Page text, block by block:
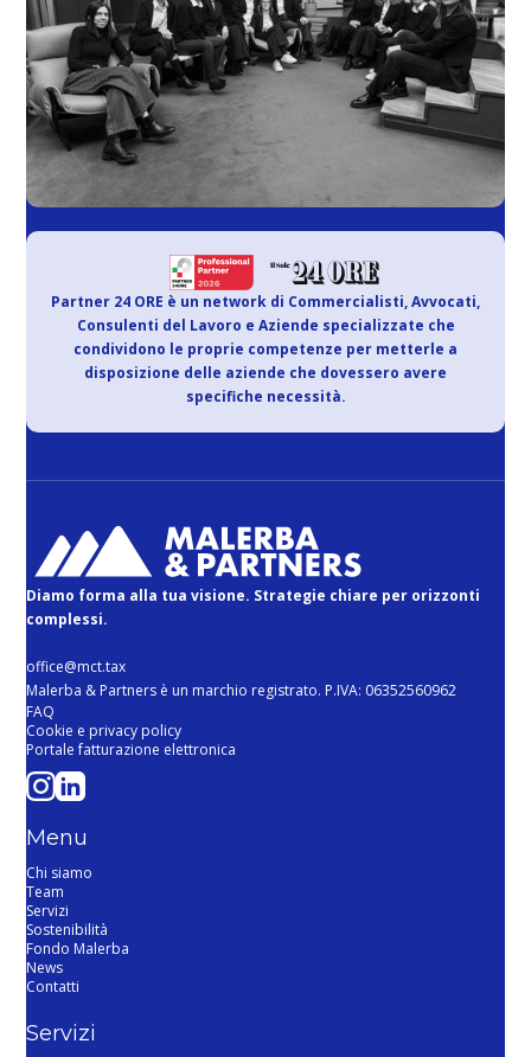
Partner 24 ORE è un network di Commercialisti, Avvocati,
Consulenti del Lavoro e Aziende specializzate che
condividono le proprie competenze per metterle a
disposizione delle aziende che dovessero avere
specifiche necessità.
Diamo forma alla tua visione. Strategie chiare per orizzonti
complessi.
office@mct.tax
Malerba & Partners è un marchio registrato. P.IVA: 06352560962
FAQ
Cookie e privacy policy
Portale fatturazione elettronica
Menu
Chi siamo
Team
Servizi
Sostenibilità
Fondo Malerba
News
Contatti
Servizi